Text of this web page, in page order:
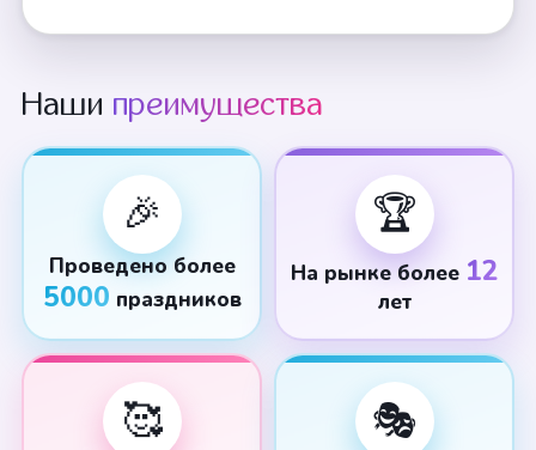
Наши преимущества
🎉
Проведено более
5000 праздников
🏆
На рынке более 12
лет
🥰 🎭